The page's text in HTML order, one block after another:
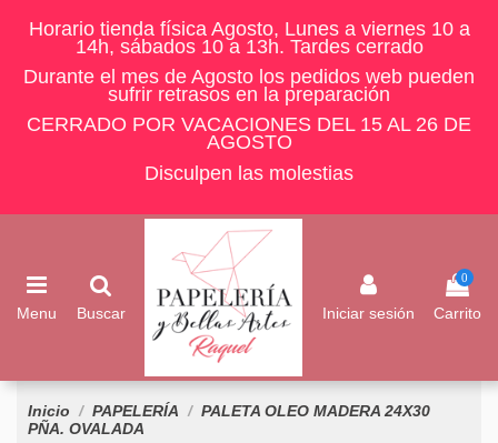
Horario tienda física Agosto, Lunes a viernes 10 a
14h, sábados 10 a 13h. Tardes cerrado
Durante el mes de Agosto los pedidos web pueden
sufrir retrasos en la preparación
CERRADO POR VACACIONES DEL 15 AL 26 DE
AGOSTO
Disculpen las molestias
Menu Buscar Iniciar sesión
0
Carrito
Inicio PAPELERÍA
PALETA OLEO MADERA 24X30
PÑA. OVALADA